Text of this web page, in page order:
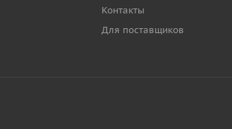
Контакты
Для поставщиков